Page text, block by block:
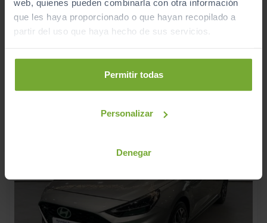
web, quienes pueden combinarla con otra información
que les haya proporcionado o que hayan recopilado a
partir del uso que haya hecho de sus servicios.
Permitir todas
Personalizar
Denegar
76.415 km
2022
Manual
Gasolina